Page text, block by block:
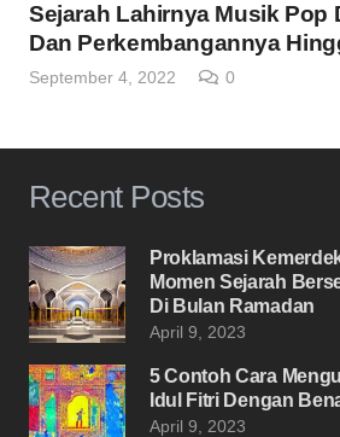
Sejarah Lahirnya Musik Pop
Dan Perkembangannya
September 4, 2022 0
Recent Posts
Proklamasi
Momen Sejarah
Di Bulan Ramadan
April 9, 2023
5 Contoh Cara
Idul Fitri Dengan
April 9, 2023